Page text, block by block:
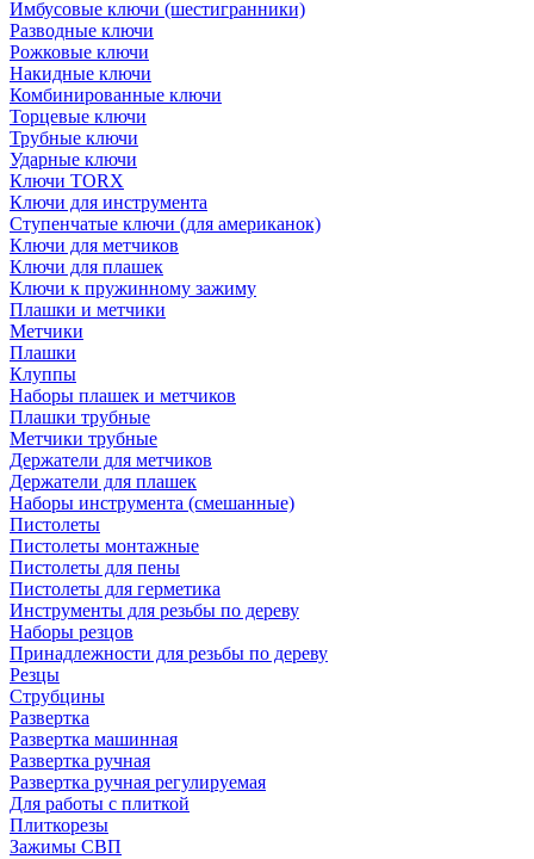
Имбусовые ключи (шестигранники)
Разводные ключи
Рожковые ключи
Накидные ключи
Комбинированные ключи
Торцевые ключи
Трубные ключи
Ударные ключи
Ключи TORX
Ключи для инструмента
Ступенчатые ключи (для американок)
Ключи для метчиков
Ключи для плашек
Ключи к пружинному зажиму
Плашки и метчики
Метчики
Плашки
Клуппы
Наборы плашек и метчиков
Плашки трубные
Метчики трубные
Держатели для метчиков
Держатели для плашек
Наборы инструмента (смешанные)
Пистолеты
Пистолеты монтажные
Пистолеты для пены
Пистолеты для герметика
Инструменты для резьбы по дереву
Наборы резцов
Принадлежности для резьбы по дереву
Резцы
Струбцины
Развертка
Развертка машинная
Развертка ручная
Развертка ручная регулируемая
Для работы с плиткой
Плиткорезы
Зажимы СВП